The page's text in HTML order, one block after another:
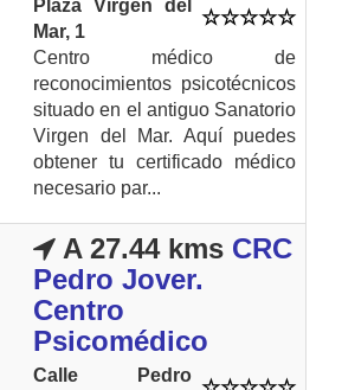
Plaza Virgen del
Mar, 1
Centro médico de
reconocimientos psicotécnicos
situado en el antiguo Sanatorio
Virgen del Mar. Aquí puedes
obtener tu certificado médico
necesario par...
A 27.44 kms CRC
Pedro Jover.
Centro
Psicomédico
Calle Pedro